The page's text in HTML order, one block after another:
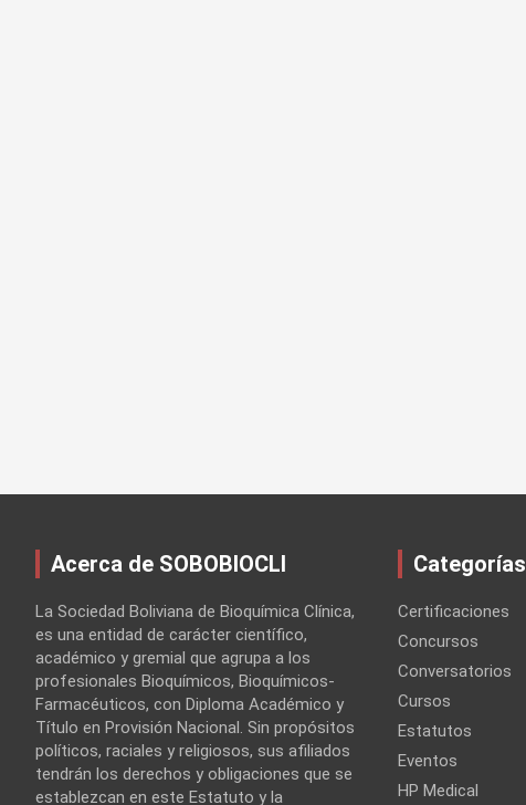
Acerca de SOBOBIOCLI
La Sociedad Boliviana de Bioquímica Clínica,
es una entidad de carácter científico,
académico y gremial que agrupa a los
profesionales Bioquímicos, Bioquímicos-
Farmacéuticos, con Diploma Académico y
Título en Provisión Nacional. Sin propósitos
políticos, raciales y religiosos, sus afiliados
tendrán los derechos y obligaciones que se
establezcan en este Estatuto y la
Categorías
Certificaciones
Concursos
Conversatorios
Cursos
Estatutos
Eventos
HP Medical